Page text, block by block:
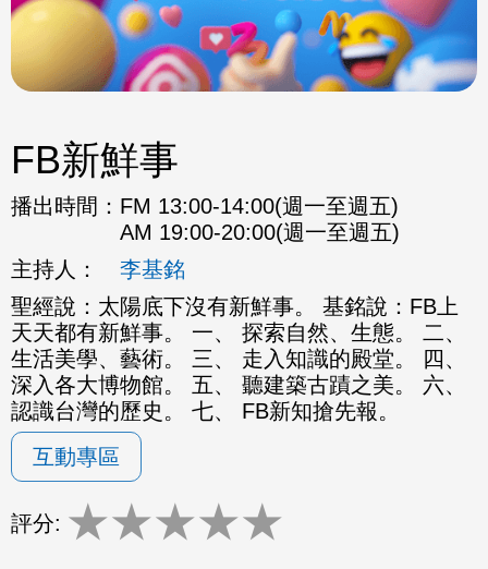
FB新鮮事
播出時間： FM 13:00-14:00(週一至週五)
AM 19:00-20:00(週一至週五)
主持人：
李基銘
聖經說：太陽底下沒有新鮮事。 基銘說：FB上
天天都有新鮮事。 一、 探索自然、生態。 二、
生活美學、藝術。 三、 走入知識的殿堂。 四、
深入各大博物館。 五、 聽建築古蹟之美。 六、
認識台灣的歷史。 七、 FB新知搶先報。
互動專區
評分: ★★★★★